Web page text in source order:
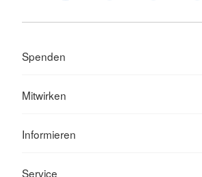
Spenden
Mitwirken
Informieren
Service